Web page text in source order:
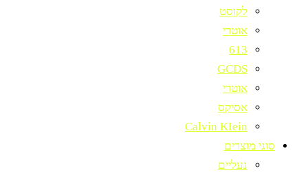
לקוסט
אוטרי
613
GCDS
אוטרי
אסיקס
Calvin KIein
סוגי מוצרים
נעליים